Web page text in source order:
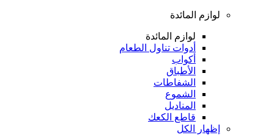
لوازم المائدة
لوازم المائدة
أدوات تناول الطعام
أكواب
الأطباق
الشفاطات
الشموع
المناديل
قاطع الكعك
إظهار الكل